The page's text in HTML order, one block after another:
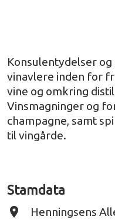
Konsulentydelser
vinavlere inden for
vine og omkring
Vinsmagninger og
champagne, samt
til vingårde.
Stamdata
place Henningsens